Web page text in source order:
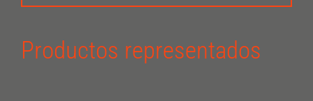
Productos representados